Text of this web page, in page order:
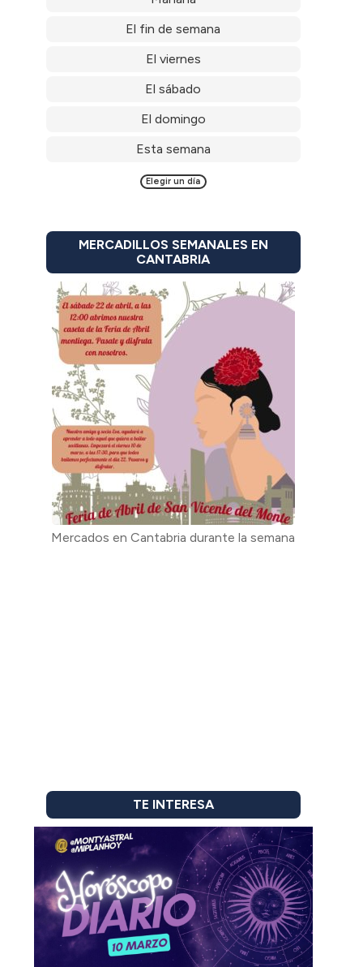
El fin de semana
El viernes
El sábado
El domingo
Esta semana
Elegir un día
MERCADILLOS SEMANALES EN
CANTABRIA
Mercados en Cantabria durante la semana
TE INTERESA